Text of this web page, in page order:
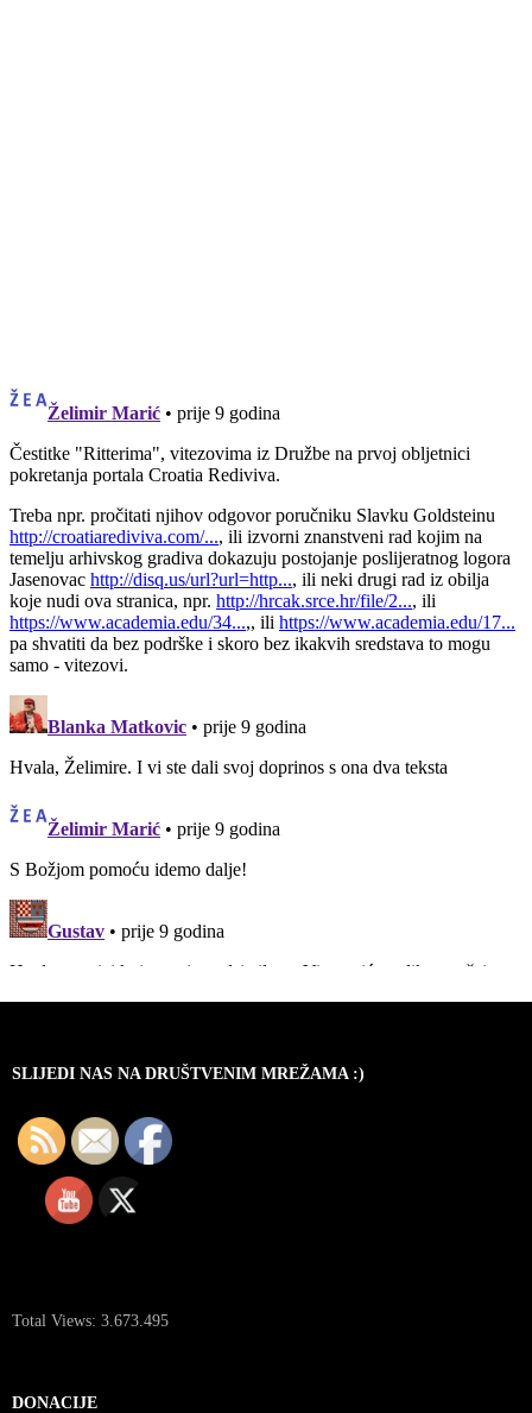
SLIJEDI NAS NA DRUŠTVENIM MREŽAMA :)
Total Views: 3.673.495
DONACIJE